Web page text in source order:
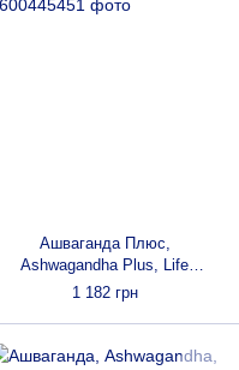
Ашваганда Плюс,
Ashwagandha Plus, Life
Extension, 60 вегетаріанських
1 182 грн